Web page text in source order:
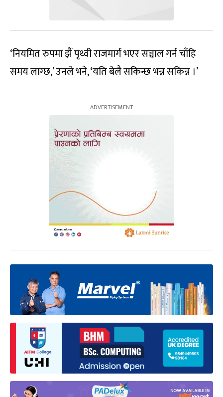
‘नियमित रुपमा झैं पृथ्वी राजमार्ग भएर सञ्चाल गर्न चाँहि
समय लाग्छ,’ उनले भने, ‘यति बेलै सकिन्छ भन्न सकिन्न ।’